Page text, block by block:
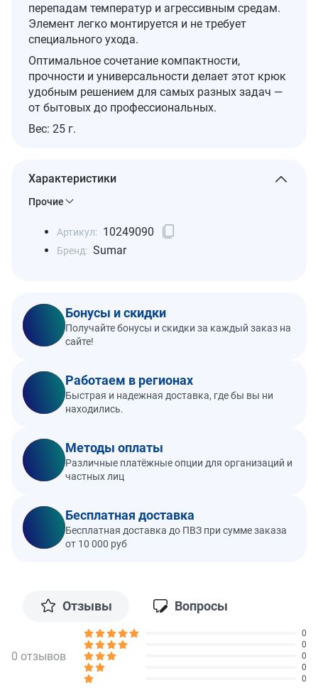
перепадам температур и агрессивным средам.
Элемент легко монтируется и не требует
специального ухода.
Оптимальное сочетание компактности,
прочности и универсальности делает этот крюк
удобным решением для самых разных задач —
от бытовых до профессиональных.
Вес: 25 г.
Характеристики
Прочие
Артикул: 10249090
Бренд: Sumar
Бонусы и скидки
Получайте бонусы и скидки за каждый заказ на
сайте!
Работаем в регионах
Быстрая и надежная доставка, где бы вы ни
находились.
Методы оплаты
Различные платёжные опции для организаций и
частных лиц
Бесплатная доставка
Бесплатная доставка до ПВЗ при сумме заказа
от 10 000 руб
Отзывы Вопросы
0 отзывов
0
0
0
0
0